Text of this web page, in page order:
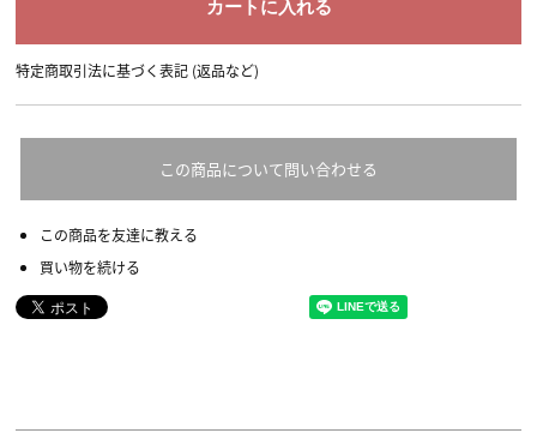
特定商取引法に基づく表記 (返品など)
この商品について問い合わせる
この商品を友達に教える
買い物を続ける